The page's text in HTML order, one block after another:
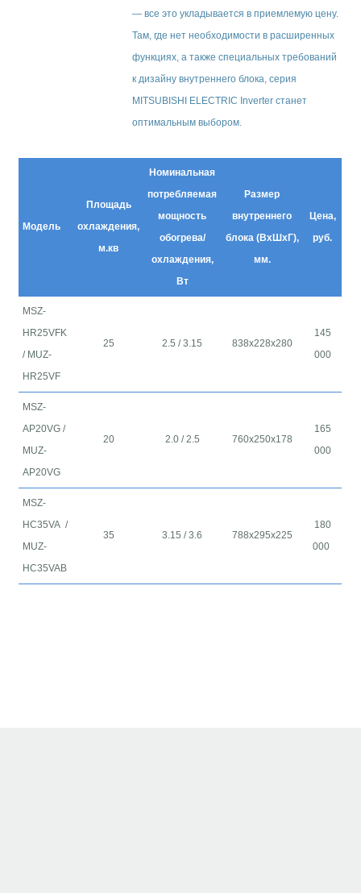
— все это укладывается в приемлемую цену.
Там, где нет необходимости в расширенных
функциях, а также специальных требований
к дизайну внутреннего блока, серия
MITSUBISHI ELECTRIC Inverter станет
оптимальным выбором.
Модель
Площадь
охлаждения,
м.кв
Номинальная
потребляемая
мощность
обогрева/
охлаждения,
Вт
Размер
внутреннего
блока (ВхШхГ),
мм.
Цена,
руб.
MSZ-
HR25VFK
/ MUZ-
HR25VF
25 2.5 / 3.15 838x228x280
145
000
MSZ-
AP20VG /
MUZ-
AP20VG
20 2.0/ 2.5 760x250x178
165
000
MSZ-
HC35VA /
MUZ-
HC35VAB
35 3.15 / 3.6 788x295x225
180
000